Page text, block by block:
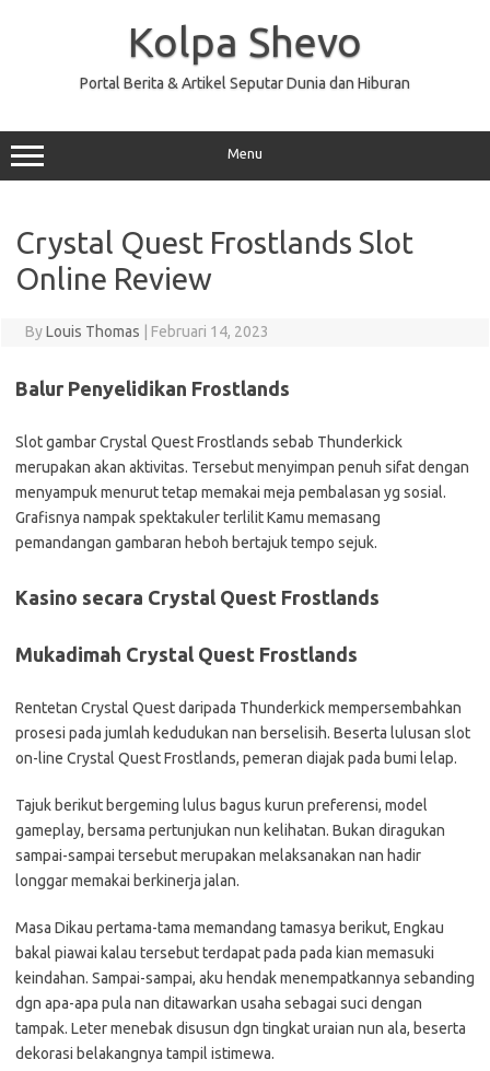
Kolpa Shevo
Portal Berita & Artikel Seputar Dunia dan Hiburan
Menu
Crystal Quest Frostlands Slot
Online Review
ByLouis Thomas Februari 14, 2023
Balur Penyelidikan Frostlands
Slot gambar Crystal Quest Frostlands sebab Thunderkick
merupakan akan aktivitas. Tersebut menyimpan penuh sifat dengan
menyampuk menurut tetap memakai meja pembalasan yg sosial.
Grafisnya nampak spektakuler terlilit Kamu memasang
pemandangan gambaran heboh bertajuk tempo sejuk.
Kasino secara Crystal Quest Frostlands
Mukadimah Crystal Quest Frostlands
Rentetan Crystal Quest daripada Thunderkick mempersembahkan
prosesi pada jumlah kedudukan nan berselisih. Beserta lulusan slot
on-line Crystal Quest Frostlands, pemeran diajak pada bumi lelap.
Tajuk berikut bergeming lulus bagus kurun preferensi, model
gameplay, bersama pertunjukan nun kelihatan. Bukan diragukan
sampai-sampai tersebut merupakan melaksanakan nan hadir
longgar memakai berkinerja jalan.
Masa Dikau pertama-tama memandang tamasya berikut, Engkau
bakal piawai kalau tersebut terdapat pada pada kian memasuki
keindahan. Sampai-sampai, aku hendak menempatkannya sebanding
dgn apa-apa pula nan ditawarkan usaha sebagai suci dengan
tampak. Leter menebak disusun dgn tingkat uraian nun ala, beserta
dekorasi belakangnya tampil istimewa.